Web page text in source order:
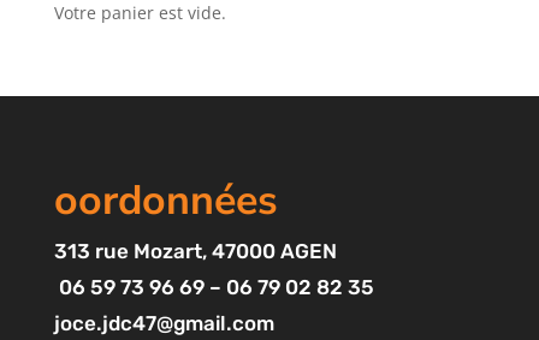
Votre panier est vide.
oordonnées
313 rue Mozart, 47000 AGEN
06 59 73 96 69 – 06 79 02 82 35
joce.jdc47@gmail.com